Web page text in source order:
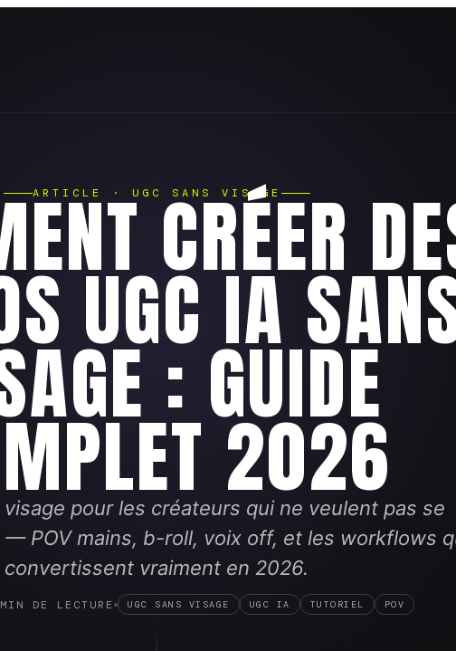
ARTICLE · UGC SANS VISAGE
CRÉER
UGC IA
: GUIDE
2026
visage pour les créateurs qui ne veulent pas se
— POV mains, b-roll, voix off, et les workflows
convertissent vraiment en 2026.
DE LECTURE UGC SANS VISAGE UGC IA TUTORIEL POV